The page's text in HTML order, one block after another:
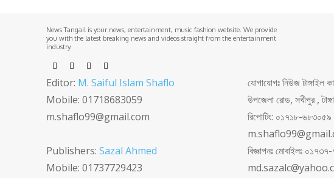
News Tangail is your news, entertainment, music fashion website. We provide
you with the latest breaking news and videos straight from the entertainment
industry.
Editor: M. Saiful Islam Shaflo
Mobile: 01718683059
m.shaflo99@gmail.com
Publishers: Sazal Ahmed
Mobile: 01737729423
যোগাযোগঃ নিউজ টাঙ্গাইল
উপজেলা রোড, সখীপুর ,
রিপোটিং: ০১৭১৮-৬৮৩০৫৯
বিজ্ঞাপনঃ মোবাইলঃ